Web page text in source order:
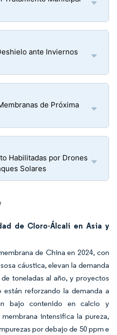
ante Inviernos
de Próxima
Habilitadas por Drones
Solares
de Cloro-Álcali en Asia y
de China en 2024, con
cáustica, elevan la demanda
toneladas al año, y proyectos
reforzando la demanda a
bajo contenido en calcio y
intensifica la pureza,
por debajo de 50 ppm e